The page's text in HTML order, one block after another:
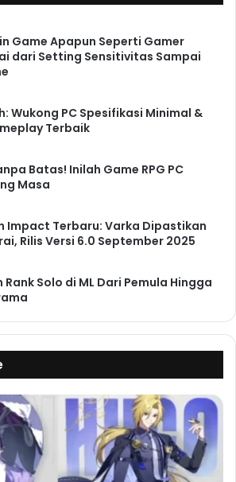
Game Apapun Seperti Gamer
dari Setting Sensitivitas Sampai
Wukong PC Spesifikasi Minimal &
Terbaik
Batas! Inilah Game RPG PC
Masa
Impact Terbaru: Varka Dipastikan
Rilis Versi 6.0 September 2025
Rank Solo di ML Dari Pemula Hingga